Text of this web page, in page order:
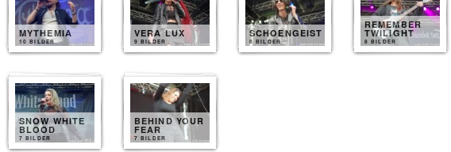
MYTHEMIA
10 BILDER
VERA LUX
9 BILDER
SCHOENGEIST
8 BILDER
REMEMBER
TWILIGHT
8 BILDER
SNOW WHITE
BLOOD
7 BILDER
BEHIND YOUR
FEAR
7 BILDER